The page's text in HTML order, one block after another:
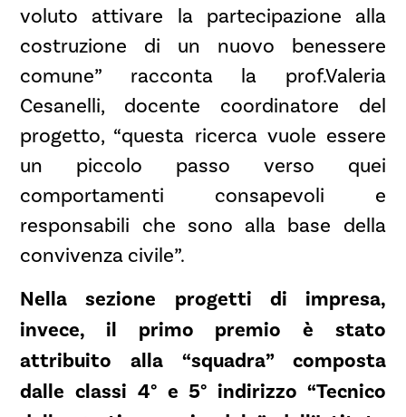
voluto attivare la partecipazione alla
costruzione di un nuovo benessere
comune” racconta la prof.Valeria
Cesanelli, docente coordinatore del
progetto, “questa ricerca vuole essere
un piccolo passo verso quei
comportamenti consapevoli e
responsabili che sono alla base della
convivenza civile”.
Nella sezione progetti di impresa,
invece, il primo premio è stato
attribuito alla “squadra” composta
dalle classi 4° e 5° indirizzo “Tecnico